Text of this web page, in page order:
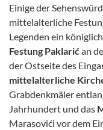
Einige der
mittelalterliche
Legenden ein
Festung Paklarićan
der Ostseite des
mittelalterliche
Grabdenkmäler
Jahrhundert und das
Marasovići vor dem